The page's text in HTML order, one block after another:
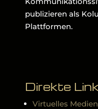
publizieren als
Plattformen.
Direkte
Virtuelles